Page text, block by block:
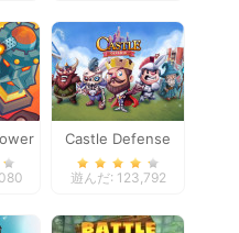
Castle Defense
遊んだ: 123,792